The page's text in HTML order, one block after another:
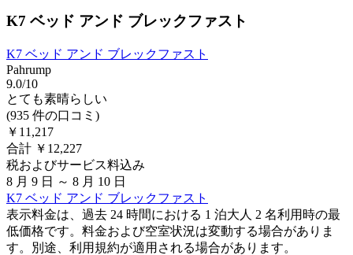
K7 ベッド アンド ブレックファスト
K7 ベッド アンド ブレックファスト
Pahrump
9.0/10
とても素晴らしい
(935 件の口コミ)
￥11,217
合計 ￥12,227
税およびサービス料込み
8 月 9 日 ～ 8 月 10 日
K7 ベッド アンド ブレックファスト
表示料金は、過去 24 時間における 1 泊大人 2 名利用時の最
低価格です。料金および空室状況は変動する場合がありま
す。別途、利用規約が適用される場合があります。